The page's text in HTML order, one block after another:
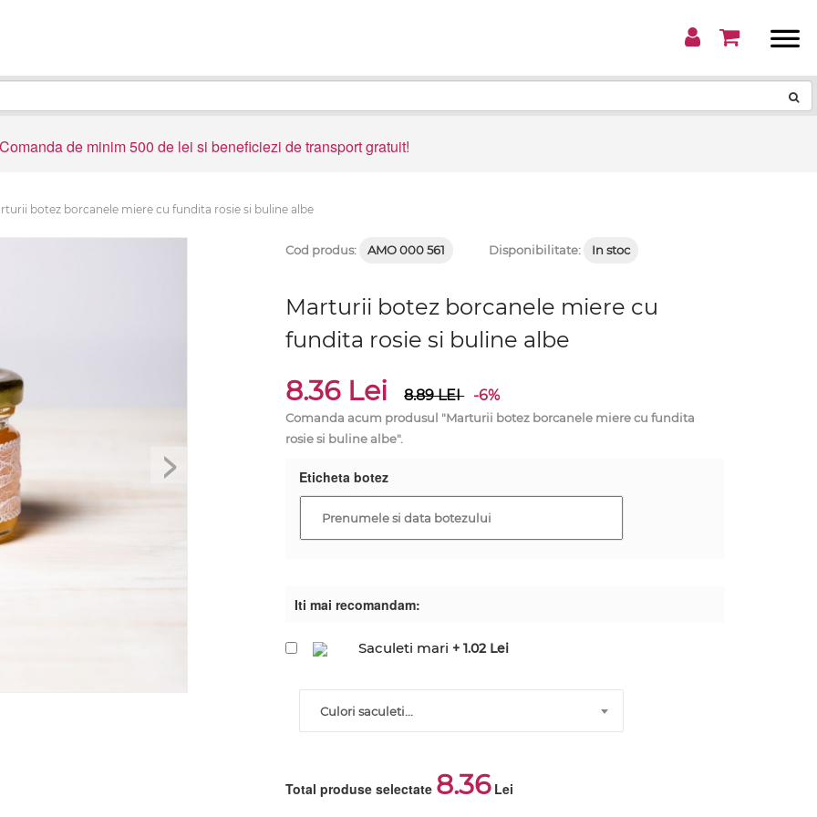
Comanda de minim 500 de lei si beneficiezi de transport gratuit!
botez borcanele miere cu fundita rosie si buline albe
>
Cod produs: AMO 000 561 Disponibilitate: In stoc
Marturii botez borcanele miere cu
fundita rosie si buline albe
8.36 Lei 8.89LEI -6%
Comanda acum produsul "Marturii botez borcanele miere cu fundita
rosie si buline albe".
Eticheta botez
Iti mai recomandam:
Saculeti mari + 1.02 Lei
Culori saculeti...
Total produse selectate 8.36Lei